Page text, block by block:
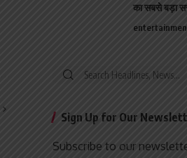
का सबसे बड़ा
Search
Sign Up for Our
Subscribe to our